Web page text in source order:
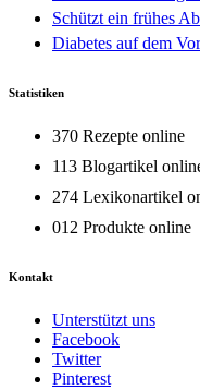
Schützt ein frühes
Diabetes auf dem
Statistiken
370 Rezepte online
113 Blogartikel
274 Lexikonartikel
012 Produkte online
Kontakt
Unterstützt uns
Facebook
Twitter
Pinterest